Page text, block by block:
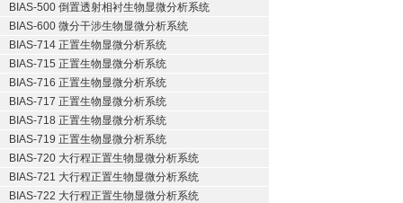
BIAS-500 倒置透射相衬生物显微分析系统
BIAS-600 微分干涉生物显微分析系统
BIAS-714 正置生物显微分析系统
BIAS-715 正置生物显微分析系统
BIAS-716 正置生物显微分析系统
BIAS-717 正置生物显微分析系统
BIAS-718 正置生物显微分析系统
BIAS-719 正置生物显微分析系统
BIAS-720 大行程正置生物显微分析系统
BIAS-721 大行程正置生物显微分析系统
BIAS-722 大行程正置生物显微分析系统